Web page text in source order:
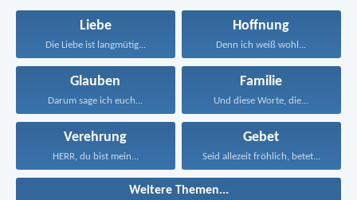
Liebe
Die Liebe ist langmütig...
Hoffnung
Denn ich weiß wohl...
Glauben
Darum sage ich euch...
Familie
Und diese Worte, die...
Verehrung
HERR, du bist mein...
Gebet
Seid allezeit fröhlich, betet...
Weitere Themen...